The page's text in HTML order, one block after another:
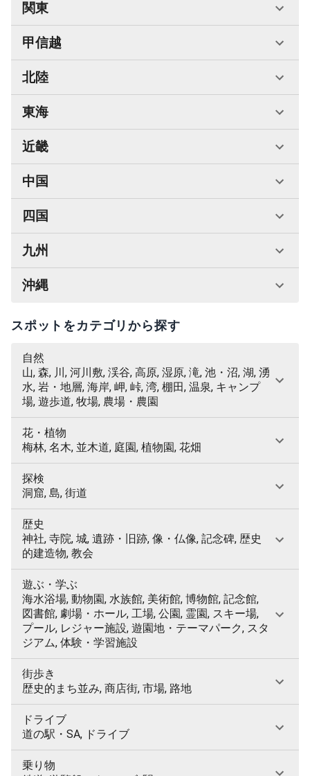
関東
甲信越
北陸
東海
近畿
中国
四国
九州
沖縄
スポットをカテゴリから探す
自然
山, 森, 川, 河川敷, 渓谷, 高原, 湿原, 滝, 池・沼, 湖, 湧
水, 岩・地層, 海岸, 岬, 峠, 湾, 棚田, 温泉, キャンプ
場, 遊歩道, 牧場, 農場・農園
花・植物
梅林, 名木, 並木道, 庭園, 植物園, 花畑
探検
洞窟, 島, 街道
歴史
神社, 寺院, 城, 遺跡・旧跡, 像・仏像, 記念碑, 歴史
的建造物, 教会
遊ぶ・学ぶ
海水浴場, 動物園, 水族館, 美術館, 博物館, 記念館,
図書館, 劇場・ホール, 工場, 公園, 霊園, スキー場,
プール, レジャー施設, 遊園地・テーマパーク, スタ
ジアム, 体験・学習施設
街歩き
歴史的まち並み, 商店街, 市場, 路地
ドライブ
道の駅・SA, ドライブ
乗り物